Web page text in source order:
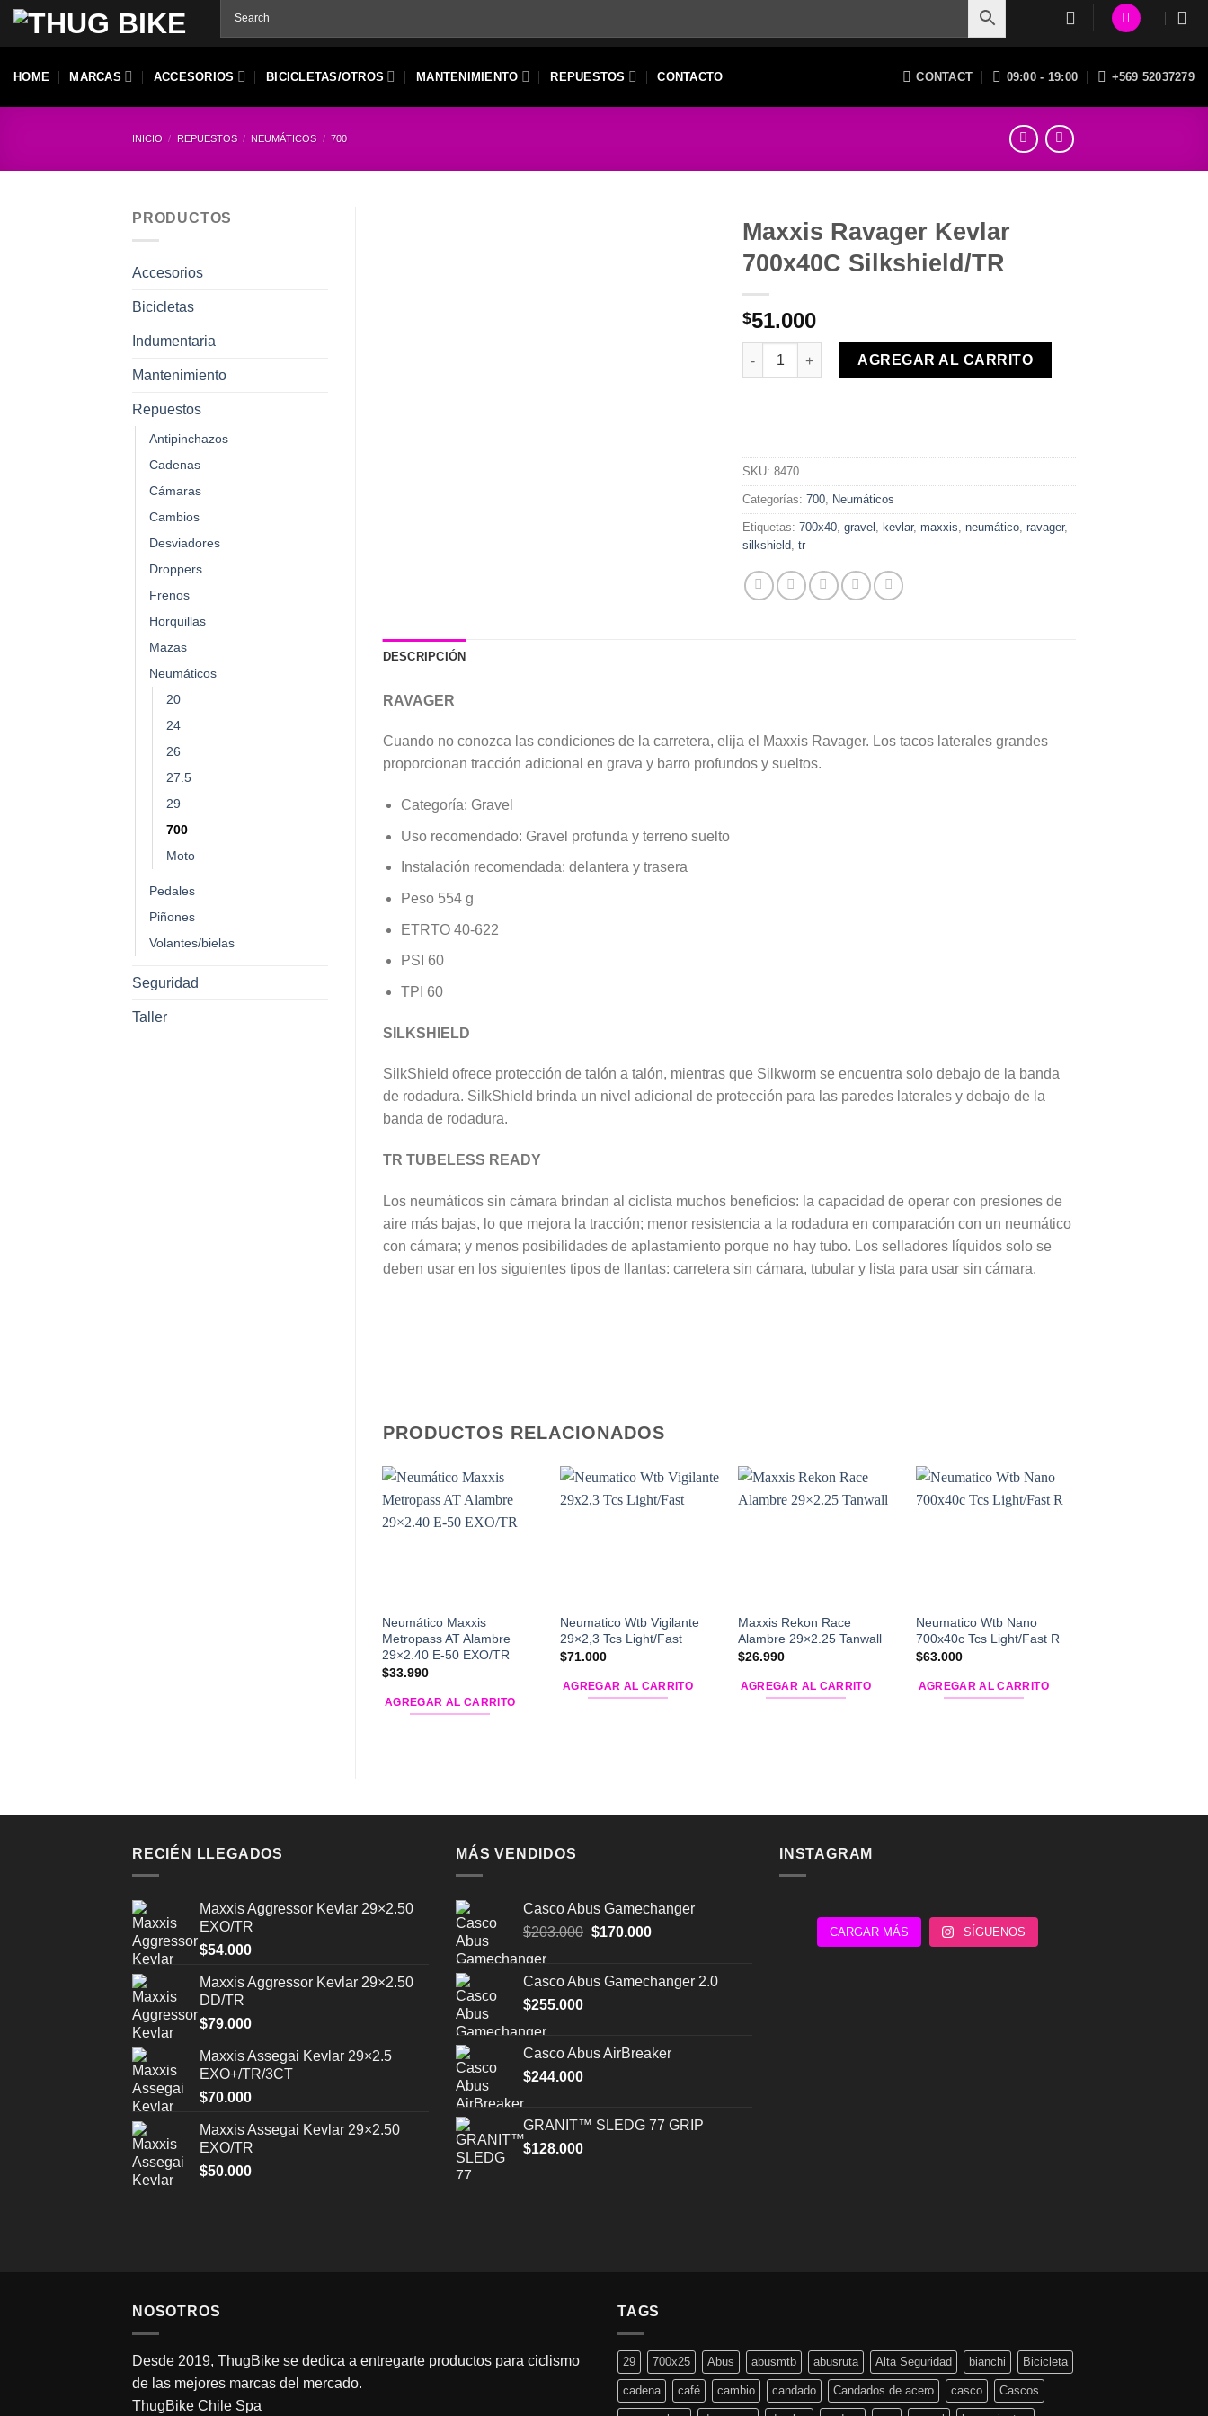
Skip
HOME MARCAS ACCESORIOS BICICLETAS/OTROS MANTENIMIENTO REPUESTOS CONTACTO CONTACT 09:00 - 19:00 +569 52037279
INICIO / REPUESTOS / NEUMÁTICOS / 700
PRODUCTOS
Accesorios
Bicicletas
Indumentaria
Mantenimiento
Repuestos
Antipinchazos
Cadenas
Cámaras
Cambios
Desviadores
Droppers
Frenos
Horquillas
Mazas
Neumáticos
20
24
26
27.5
29
700
Moto
Pedales
Piñones
Volantes/bielas
Seguridad
Taller
Maxxis Ravager Kevlar
700x40C Silkshield/TR
$51.000
Maxxis Ravager Kevlar 700x40C Silkshield/TR cantidad
AGREGAR AL CARRITO
SKU:8470
Categorías:700 Neumáticos
Etiquetas:700x40 ,gravel ,kevlar,maxxis ,neumático ,ravager,
silkshield ,tr
DESCRIPCIÓN
RAVAGER
Cuando no conozca las condiciones de la carretera, elija el Maxxis Ravager. Los tacos laterales grandes
proporcionan tracción adicional en grava y barro profundos y sueltos.
Categoría: Gravel
Uso recomendado: Gravel profunda y terreno suelto
Instalación recomendada: delantera y trasera
Peso 554 g
ETRTO 40-622
PSI 60
TPI 60
SILKSHIELD
SilkShield ofrece protección de talón a talón, mientras que Silkworm se encuentra solo debajo de la banda
de rodadura. SilkShield brinda un nivel adicional de protección para las paredes laterales y debajo de la
banda de rodadura.
TR TUBELESS READY
Los neumáticos sin cámara brindan al ciclista muchos beneficios: la capacidad de operar con presiones de
aire más bajas, lo que mejora la tracción; menor resistencia a la rodadura en comparación con un neumático
con cámara; y menos posibilidades de aplastamiento porque no hay tubo. Los selladores líquidos solo se
deben usar en los siguientes tipos de llantas: carretera sin cámara, tubular y lista para usar sin cámara.
PRODUCTOS RELACIONADOS
Add to
Wishlist
Neumático Maxxis
Metropass AT Alambre
29×2.40 E-50 EXO/TR
$33.990
AGREGAR AL CARRITO
Neumatico Wtb Vigilante
29×2,3 Tcs Light/Fast
$71.000
AGREGAR AL CARRITO
Maxxis Rekon Race
Alambre 29×2.25 Tanwall
$26.990
AGREGAR AL CARRITO
Neumatico Wtb Nano
700x40c Tcs Light/Fast R
$63.000
AGREGAR AL CARRITO
RECIÉN LLEGADOS
Maxxis Aggressor Kevlar 29×2.50
EXO/TR
$54.000
Maxxis Aggressor Kevlar 29×2.50
DD/TR
$79.000
Maxxis Assegai Kevlar 29×2.5
EXO+/TR/3CT
$70.000
Maxxis Assegai Kevlar 29×2.50
EXO/TR
$50.000
MÁS VENDIDOS
Casco Abus Gamechanger
$203.000 El
era:
$170.000El
es:
Casco Abus Gamechanger 2.0
$255.000
Casco Abus AirBreaker
$244.000
GRANIT™ SLEDG 77 GRIP
$128.000
INSTAGRAM
CARGAR MÁS SÍGUENOS
NOSOTROS
Desde 2019, ThugBike se dedica a entregarte productos para ciclismo
de las mejores marcas del mercado.
ThugBike Chile Spa
TAGS
29 700x25 Abus abusmtb abusruta Alta Seguridad bianchi Bicicleta
cadena café cambio candado Candados de acero casco Cascos